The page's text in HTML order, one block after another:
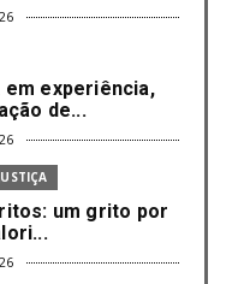
experiência,
de...
um grito por